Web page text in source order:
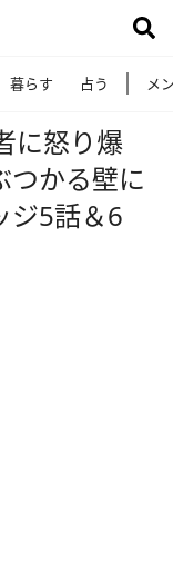
暮らす 占う メ
に怒り爆
かる壁に
ジ5話＆6